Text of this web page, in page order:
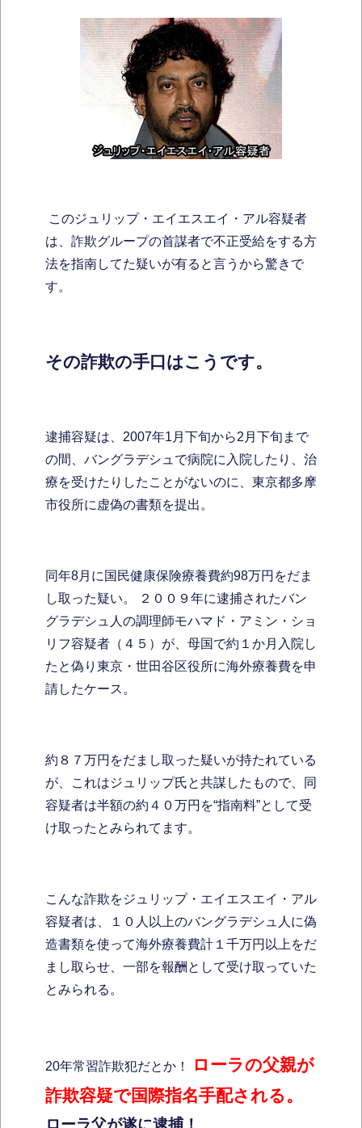
このジュリップ・エイエスエイ・アル容疑者
は、詐欺グループの首謀者で不正受給をする方
法を指南してた疑いが有ると言うから驚きで
す。
その詐欺の手口はこうです。
逮捕容疑は、2007年1月下旬から2月下旬まで
の間、バングラデシュで病院に入院したり、治
療を受けたりしたことがないのに、東京都多摩
市役所に虚偽の書類を提出。
同年8月に国民健康保険療養費約98万円をだま
し取った疑い。 ２００９年に逮捕されたバン
グラデシュ人の調理師モハマド・アミン・ショ
リフ容疑者（４５）が、母国で約１か月入院し
たと偽り東京・世田谷区役所に海外療養費を申
請したケース。
約８７万円をだまし取った疑いが持たれている
が、これはジュリップ氏と共謀したもので、同
容疑者は半額の約４０万円を“指南料”として受
け取ったとみられてます。
こんな詐欺をジュリップ・エイエスエイ・アル
容疑者は、１０人以上のバングラデシュ人に偽
造書類を使って海外療養費計１千万円以上をだ
まし取らせ、一部を報酬として受け取っていた
とみられる。
20年常習詐欺犯だとか！
ローラの父親が
詐欺容疑で国際指名手配される。
ローラ父が遂に逮捕！